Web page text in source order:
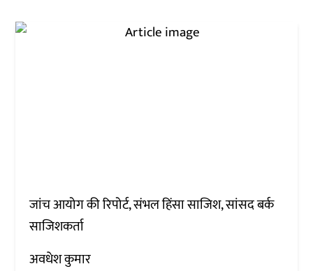
जांच आयोग की रिपोर्ट, संभल हिंसा साजिश, सांसद बर्क
साजिशकर्ता
अवधेश कुमार